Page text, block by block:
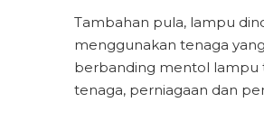
Tambahan pula, lampu
menggunakan tenaga
berbanding mentol lampu
tenaga, perniagaan dan